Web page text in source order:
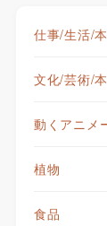
仕事/生活/本
文化/芸術/本
動くアニメ
植物
食品